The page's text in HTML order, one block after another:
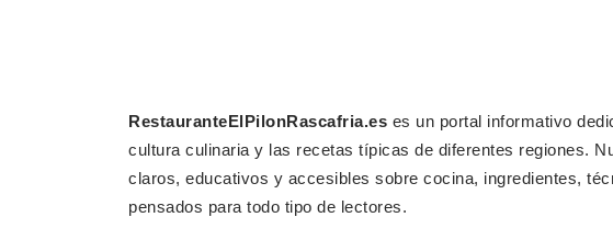
RestauranteElPilonRascafria.es es un portal informativo
cultura culinaria y las recetas típicas de diferentes regiones.
claros, educativos y accesibles sobre cocina, ingredientes,
pensados para todo tipo de lectores.